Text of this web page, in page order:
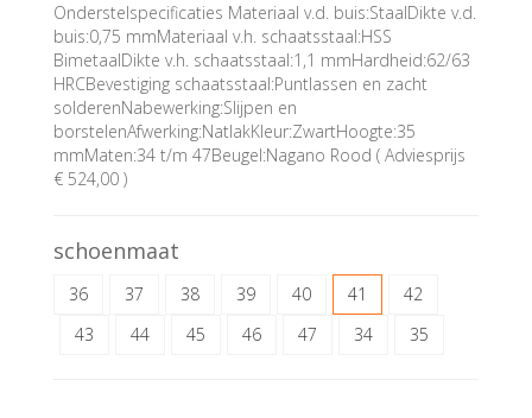
Onderstelspecificaties Materiaal v.d. buis:StaalDikte v.d.
buis:0,75 mmMateriaal v.h. schaatsstaal:HSS
BimetaalDikte v.h. schaatsstaal:1,1 mmHardheid:62/63
HRCBevestiging schaatsstaal:Puntlassen en zacht
solderenNabewerking:Slijpen en
borstelenAfwerking:NatlakKleur:ZwartHoogte:35
mmMaten:34 t/m 47Beugel:Nagano Rood ( Adviesprijs
€ 524,00 )
schoenmaat
36 37 38 39 40 41
42
43
44 45 46 47 34 35